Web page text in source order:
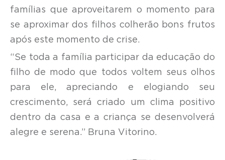
famílias que aproveitarem o momento para
se aproximar dos filhos colherão bons frutos
após este momento de crise.
“Se toda a família participar da educação do
filho de modo que todos voltem seus olhos
para ele, apreciando e elogiando seu
crescimento, será criado um clima positivo
dentro da casa e a criança se desenvolverá
alegre e serena.” Bruna Vitorino.